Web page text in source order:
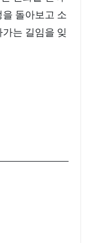
돌아보고 소
는 길임을 잊